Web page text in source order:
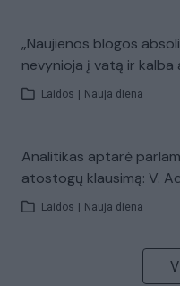
„Naujienos blogos
nevynioja į vatą ir
Laidos Nauja diena
Analitikas aptarė
atostogų klausimą: V.
Laidos Nauja diena